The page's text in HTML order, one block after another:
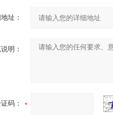
址：
明：
码：